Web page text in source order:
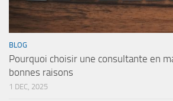
BLOG
Pourquoi choisir une consultante en
bonnes raisons
1 DEC, 2025